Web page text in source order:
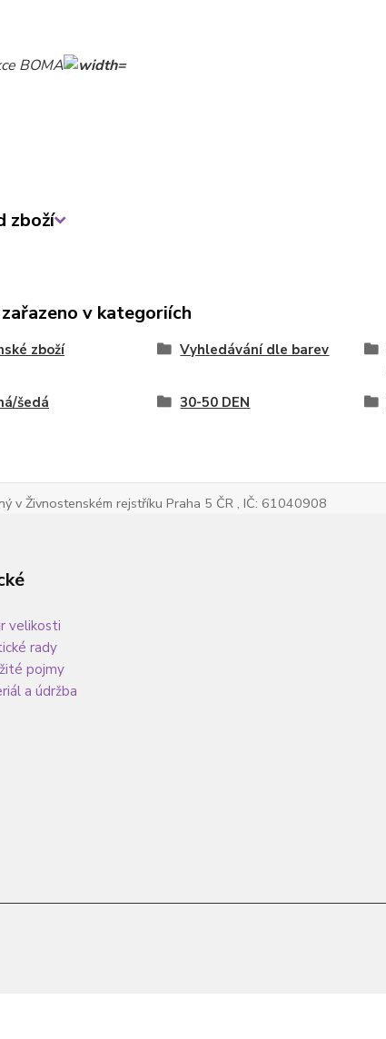
zboží
v kategoriích
zboží Vyhledávání dle barev
šedá 30-50 DEN
v Živnostenském rejstříku Praha 5 ČR , IČ: 61040908
velikosti
rady
pojmy
a údržba